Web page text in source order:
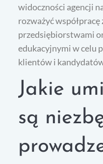
widoczności agencji
rozważyć
przedsiębiorstwami
edukacyjnymi w celu
klientów i
Jakie
są